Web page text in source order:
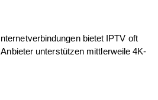
bietet IPTV oft
unterstützen mittlerweile 4K-